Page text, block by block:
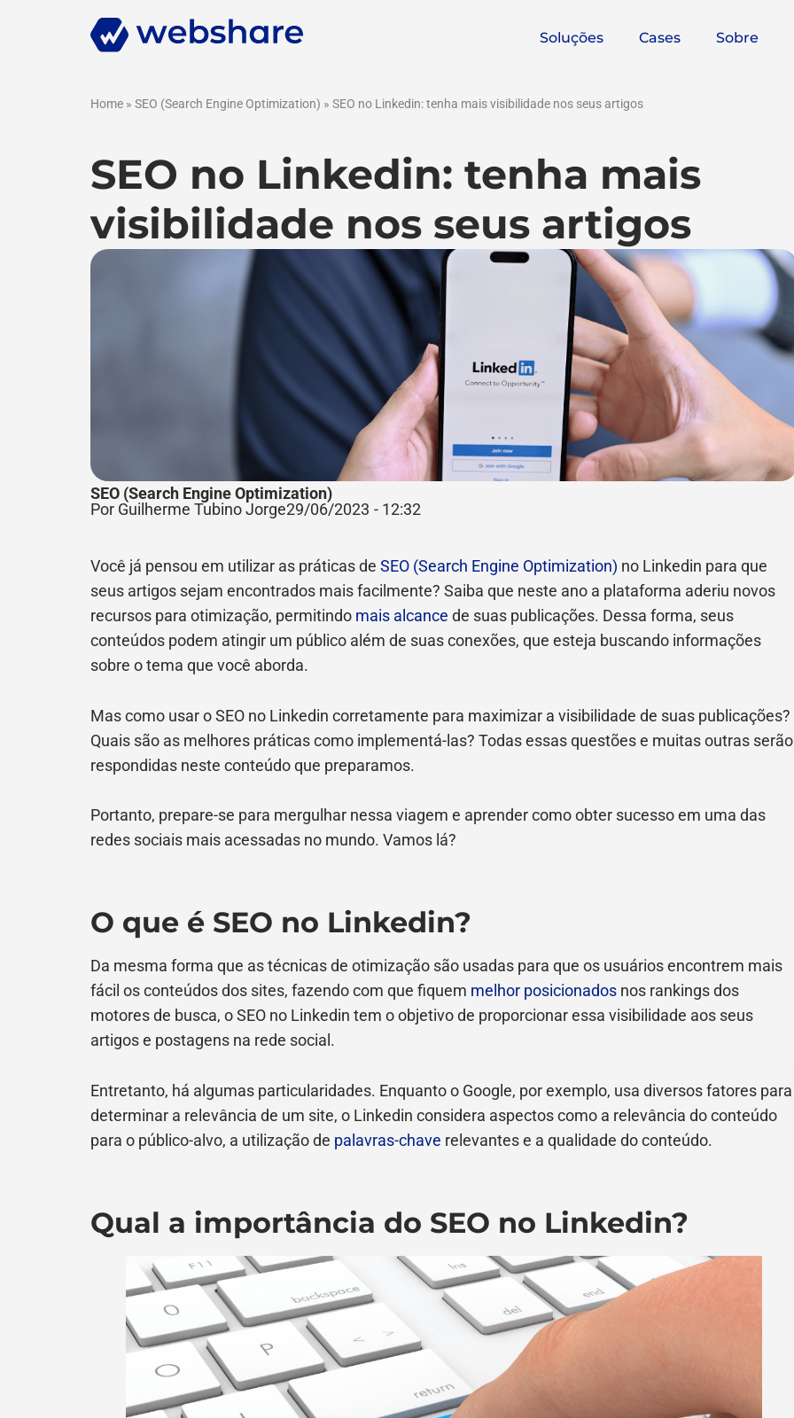
Soluções Cases Sobre
Home » SEO (Search Engine Optimization) » SEO no Linkedin: tenha mais visibilidade nos seus artigos
SEO no Linkedin: tenha mais
visibilidade nos seus artigos
SEO (Search Engine Optimization)
Por Guilherme Tubino Jorge29/06/2023 - 12:32
Você já pensou em utilizar as práticas de SEO (Search Engine Optimization) no Linkedin para que
seus artigos sejam encontrados mais facilmente? Saiba que neste ano a plataforma aderiu novos
recursos para otimização, permitindo mais alcance de suas publicações. Dessa forma, seus
conteúdos podem atingir um público além de suas conexões, que esteja buscando informações
sobre o tema que você aborda.
Mas como usar o SEO no Linkedin corretamente para maximizar a visibilidade de suas publicações?
Quais são as melhores práticas como implementá-las? Todas essas questões e muitas outras serão
respondidas neste conteúdo que preparamos.
Portanto, prepare-se para mergulhar nessa viagem e aprender como obter sucesso em uma das
redes sociais mais acessadas no mundo. Vamos lá?
O que é SEO no Linkedin?
Da mesma forma que as técnicas de otimização são usadas para que os usuários encontrem mais
fácil os conteúdos dos sites, fazendo com que fiquem melhor posicionados nos rankings dos
motores de busca, o SEO no Linkedin tem o objetivo de proporcionar essa visibilidade aos seus
artigos e postagens na rede social.
Entretanto, há algumas particularidades. Enquanto o Google, por exemplo, usa diversos fatores para
determinar a relevância de um site, o Linkedin considera aspectos como a relevância do conteúdo
para o público-alvo, a utilização de palavras-chave relevantes e a qualidade do conteúdo.
Qual a importância do SEO no Linkedin?